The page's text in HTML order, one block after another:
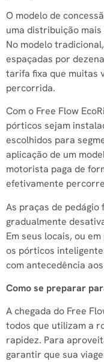
O modelo de
uma distribuição
No modelo
espaçadas por
tarifa fixa que muitas
percorrida.
Com o Free Flow
pórticos sejam
escolhidos para
aplicação de um
motorista paga de
efetivamente
As praças de
gradualmente
Em seus locais, ou
os pórticos
com antecedência
Como se preparar
A chegada do Free
todos que utilizam a
rapidez. Para
garantir que sua